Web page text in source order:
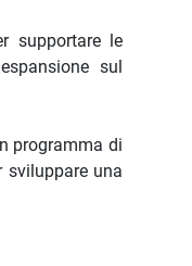
supportare le
sul
programma di
sviluppare una